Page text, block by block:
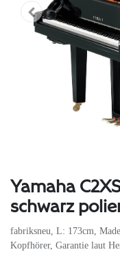
Yamaha
schwarz
fabriksneu, L: 173cm,
Kopfhörer, Garantie laut